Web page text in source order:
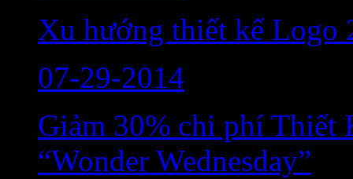
Xu hướng thiết kế Logo
07-29-2014
Giảm 30% chi phí Thiết
“Wonder Wednesday”